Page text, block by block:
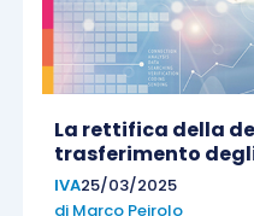
La rettifica della
trasferimento
IVA25/03/2025
di Marco Peirolo